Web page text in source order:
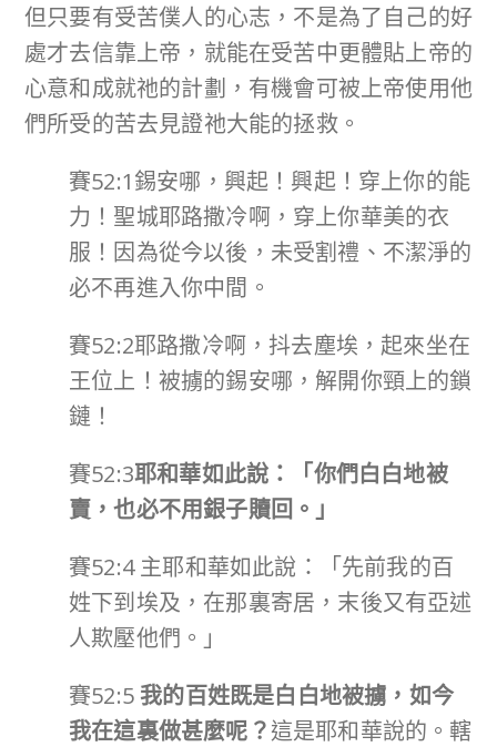
但只要有受苦僕人的心志，不是為了自己的好
處才去信靠上帝，就能在受苦中更體貼上帝的
心意和成就祂的計劃，有機會可被上帝使用他
們所受的苦去見證祂大能的拯救。
賽52:1錫安哪，興起！興起！穿上你的能
力！聖城耶路撒冷啊，穿上你華美的衣
服！因為從今以後，未受割禮、不潔淨的
必不再進入你中間。
賽52:2耶路撒冷啊，抖去塵埃，起來坐在
王位上！被擄的錫安哪，解開你頸上的鎖
鏈！
賽52:3耶和華如此說：「你們白白地被
賣，也必不用銀子贖回。」
賽52:4 主耶和華如此說：「先前我的百
姓下到埃及，在那裏寄居，末後又有亞述
人欺壓他們。」
賽52:5 我的百姓既是白白地被擄，如今
我在這裏做甚麼呢？這是耶和華說的。轄